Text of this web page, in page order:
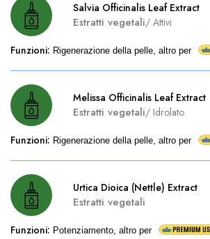
Salvia Officinalis Leaf Extract
Estratti vegetali/ Attivi
Funzioni: Rigenerazione della pelle, altro per
Melissa Officinalis Leaf Extract
Estratti vegetali/ Idrolato
Funzioni: Rigenerazione della pelle, altro per
Urtica Dioica (Nettle) Extract
Estratti vegetali
Funzioni: Potenziamento, altro per